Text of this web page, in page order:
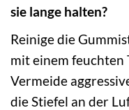
sie lange halten?
Reinige die
mit einem feuchten
Vermeide
die Stiefel an der